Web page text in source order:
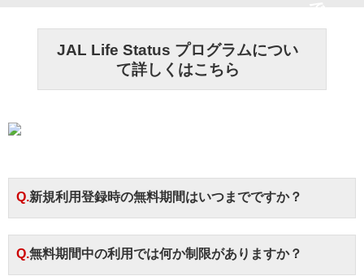
JAL Life Status プログラムについ
て詳しくはこちら
Q.新規利用登録時の無料期間はいつまでですか？
Q.無料期間中の利用では何か制限がありますか？